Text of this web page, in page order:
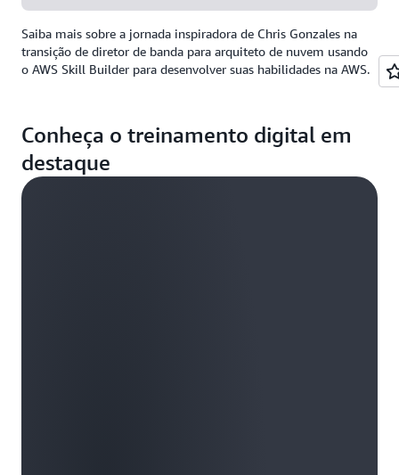
Saiba mais sobre a jornada inspiradora de Chris Gonzales na
transição de diretor de banda para arquiteto de nuvem usando
o AWS Skill Builder para desenvolver suas habilidades na AWS.
Conheça o treinamento digital em
destaque